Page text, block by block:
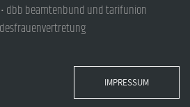
dbb beamtenbund und tarifunion
IMPRESSUM